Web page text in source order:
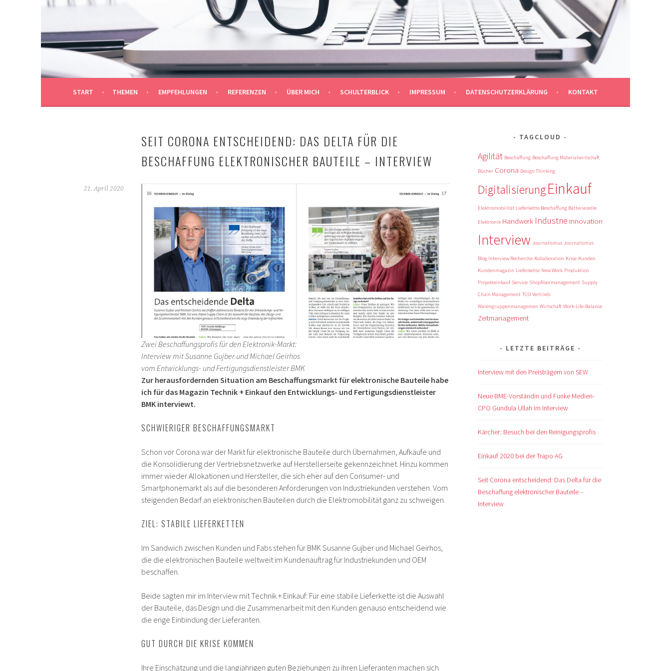
Springe
Inhalt
REDAKTIONSBÜRO MÜHLBERGER
AUF DEN PUNKT GEBRACHT
START THEMEN EMPFEHLUNGEN REFERENZEN ÜBER MICH SCHULTERBLICK IMPRESSUM DATENSCHUTZERKLÄRUNG KONTAKT
SEIT CORONA ENTSCHEIDEND: DAS DELTA FÜR DIE
BESCHAFFUNG ELEKTRONISCHER BAUTEILE – INTERVIEW
21. April 2020
Zwei Beschaffungsprofis für den Elektronik-Markt:
Interview mit Susanne Gujber und Michael Geirhos
vom Entwicklungs- und Fertigungsdienstleister BMK
Zur herausfordernden Situation am Beschaffungsmarkt für elektronische Bauteile habe
ich für das Magazin Technik + Einkauf den Entwicklungs- und Fertigungsdienstleister
BMK interviewt.
SCHWIERIGER BESCHAFFUNGSMARKT
Schon vor Corona war der Markt für elektronische Bauteile durch Übernahmen, Aufkäufe und
die Konsolidierung der Vertriebsnetzwerke auf Herstellerseite gekennzeichnet. Hinzu kommen
immer wieder Allokationen und Hersteller, die sich eher auf den Consumer- und
Smartphonemarkt als auf die besonderen Anforderungen von Industriekunden verstehen. Vom
steigenden Bedarf an elektronischen Bauteilen durch die Elektromobilität ganz zu schweigen.
ZIEL: STABILE LIEFERKETTEN
Im Sandwich zwischen Kunden und Fabs stehen für BMK Susanne Gujber und Michael Geirhos,
die die elektronischen Bauteile weltweit im Kundenauftrag für Industriekunden und OEM
beschaffen.
Beide sagten mir im Interview mit Technik + Einkauf: Für eine stabile Lieferkette ist die Auswahl
der Bauteile, das Design und die Zusammenarbeit mit den Kunden genauso entscheidend wie
die enge Einbindung der Lieferanten.
GUT DURCH DIE KRISE KOMMEN
Ihre Einschätzung und die langjährigen guten Beziehungen zu ihren Lieferanten machen sich
TAGCLOUD
Agilität Beschaffung Beschaffung Materialwirtschaft
Bücher Corona Design Thinking
DigitalisierungEinkauf
Elektromobilität Lieferkette Beschaffung Batteriezelle
Elektronik Handwerk Industrie Innovation
Interview Journalismus Journalismus
Blog Interview Recherche Kollaboration Krise Kunden
Kundenmagazin Lieferkette New Work Produktion
Projekteinkauf Service Shopfloormanagement Supply
Chain Management TCO Vertrieb
Warengruppenmanagemen Wirtschaft Work-Life-Balance
Zeitmanagement
LETZTE BEITRÄGE
Interview mit den Preisträgern von SEW
Neue BME-Vorständin und Funke Medien-
CPO Gundula Ullah im Interview
Kärcher: Besuch bei den Reinigungsprofis
Einkauf 2020 bei der Trapo AG
Seit Corona entscheidend: Das Delta für die
Beschaffung elektronischer Bauteile –
Interview